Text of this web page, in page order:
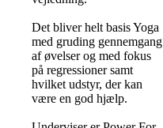
Det bliver helt basis Yoga
med gruding gennemgang
af øvelser og med fokus
på regressioner samt
hvilket udstyr, der kan
være en god hjælp.